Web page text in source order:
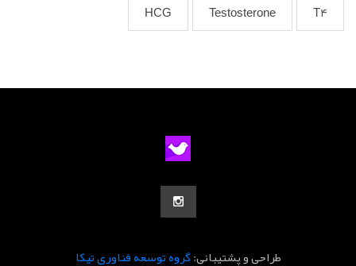
T4
Testosterone
HCG
طراحی و پشتیبانی:گروه توسعه فناوری تیکا